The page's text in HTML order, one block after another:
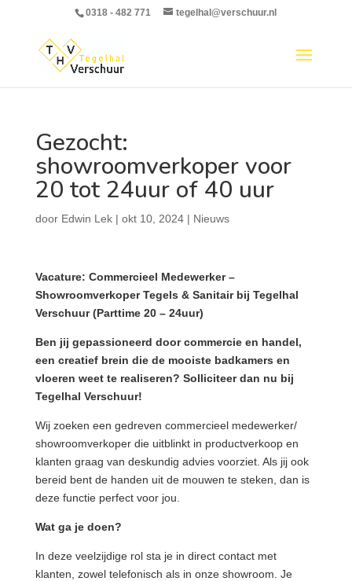
0318 - 482 771 tegelhal@verschuur.nl
Gezocht:
showroomverkoper voor
20 tot 24uur of 40 uur
door Edwin Lek| okt 10, 2024| Nieuws
Vacature: Commercieel Medewerker –
Showroomverkoper Tegels & Sanitair bij Tegelhal
Verschuur (Parttime 20 – 24uur)
Ben jij gepassioneerd door commercie en handel,
een creatief brein die de mooiste badkamers en
vloeren weet te realiseren? Solliciteer dan nu bij
Tegelhal Verschuur!
Wij zoeken een gedreven commercieel medewerker/
showroomverkoper die uitblinkt in productverkoop en
klanten graag van deskundig advies voorziet. Als jij ook
bereid bent de handen uit de mouwen te steken, dan is
deze functie perfect voor jou.
Wat ga je doen?
In deze veelzijdige rol sta je in direct contact met
klanten, zowel telefonisch als in onze showroom. Je